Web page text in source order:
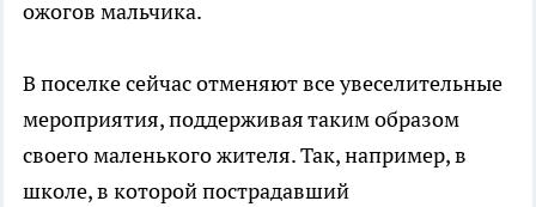
ожогов мальчика.
В поселке сейчас отменяют все увеселительные
мероприятия, поддерживая таким образом
своего маленького жителя. Так, например, в
школе, в которой пострадавший